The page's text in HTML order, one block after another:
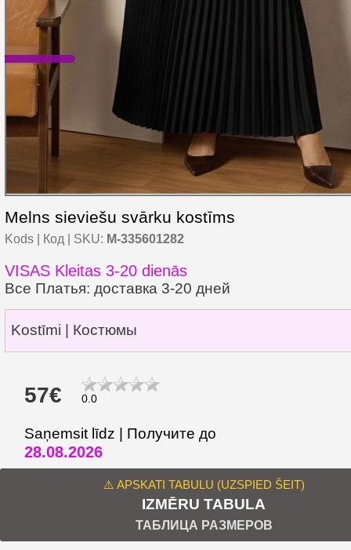
Melns sieviešu svārku kostīms
Kods | Код | SKU: M-335601282
VISAS Kleitas 3-20 dienās
Все Платья: доставка 3-20 дней
Kostīmi | Костюмы
57€ 0.0
Saņemsit līdz | Получите до
28.08.2026
⚠️ APSKATI TABULU (UZSPIED ŠEIT)
IZMĒRU TABULA
ТАБЛИЦА РАЗМЕРОВ